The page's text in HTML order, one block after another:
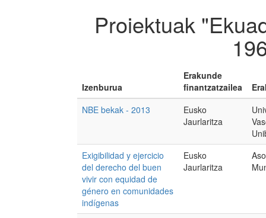
Proiektuak
Izenburua
Erakunde
finantzatzailea
NBE bekak - 2013
Eusko
Jaurlaritza
Exigibilidad y ejercicio
del derecho del buen
vivir con equidad de
género en comunidades
indígenas
Eusko
Jaurlaritza